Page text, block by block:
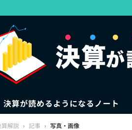
決算が読めるようになるノート
算解説 › 記事 › 写真・画像